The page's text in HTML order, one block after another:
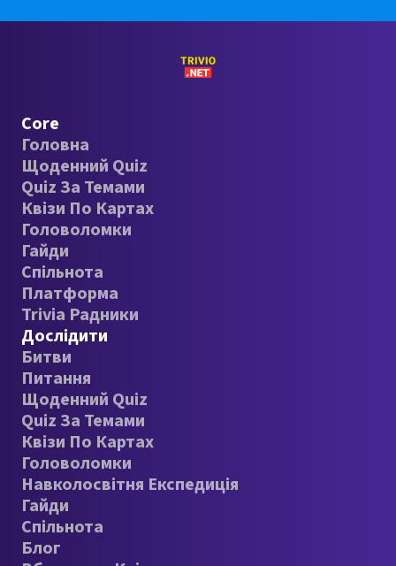
Core
Головна
Щоденний Quiz
Quiz За Темами
Квізи По Картах
Головоломки
Гайди
Спільнота
Платформа
Trivia Радники
Дослідити
Битви
Питання
Щоденний Quiz
Quiz За Темами
Квізи По Картах
Головоломки
Навколосвітня Експедиція
Гайди
Спільнота
Блог